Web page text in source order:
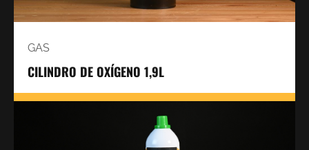
GAS
CILINDRO DE OXÍGENO 1,9L